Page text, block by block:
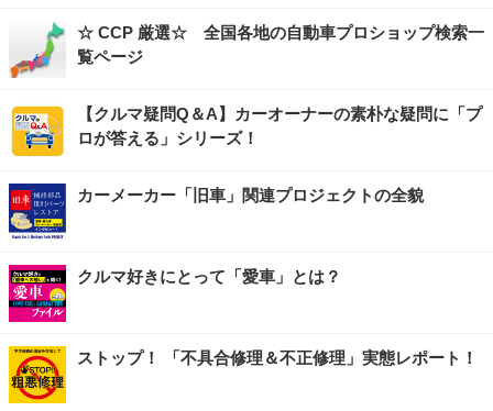
☆ CCP 厳選☆ 全国各地の自動車プロショップ検索一
覧ページ
【クルマ疑問Q＆A】カーオーナーの素朴な疑問に「プ
ロが答える」シリーズ！
カーメーカー「旧車」関連プロジェクトの全貌
クルマ好きにとって「愛車」とは？
ストップ！ 「不具合修理＆不正修理」実態レポート！